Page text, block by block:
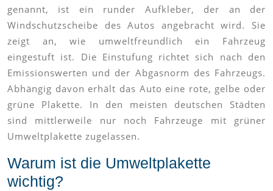
genannt, ist ein runder Aufkleber, der an der
Windschutzscheibe des Autos angebracht wird. Sie
zeigt an, wie umweltfreundlich ein Fahrzeug
eingestuft ist. Die Einstufung richtet sich nach den
Emissionswerten und der Abgasnorm des Fahrzeugs.
Abhängig davon erhält das Auto eine rote, gelbe oder
grüne Plakette. In den meisten deutschen Städten
sind mittlerweile nur noch Fahrzeuge mit grüner
Umweltplakette zugelassen.
Warum ist die Umweltplakette
wichtig?